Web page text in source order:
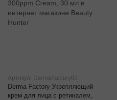
Артикул: DermaFactory01
Derma Factory Укрепляющий
крем для лица с ретиналем,